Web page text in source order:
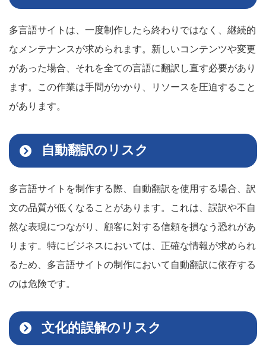
多言語サイトは、一度制作したら終わりではなく、継続的
なメンテナンスが求められます。新しいコンテンツや変更
があった場合、それを全ての言語に翻訳し直す必要があり
ます。この作業は手間がかかり、リソースを圧迫すること
があります。
自動翻訳のリスク
多言語サイトを制作する際、自動翻訳を使用する場合、訳
文の品質が低くなることがあります。これは、誤訳や不自
然な表現につながり、顧客に対する信頼を損なう恐れがあ
ります。特にビジネスにおいては、正確な情報が求められ
るため、多言語サイトの制作において自動翻訳に依存する
のは危険です。
文化的誤解のリスク